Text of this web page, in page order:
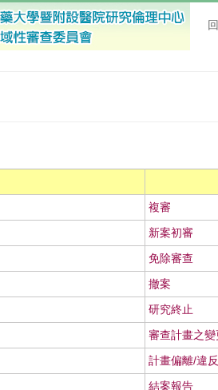
複審
新案初審
免除審查
撤案
研究終止
審查計畫之變
計畫偏離/違
結案報告